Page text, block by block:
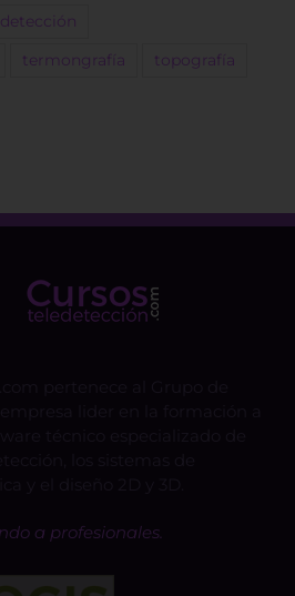
termongrafía topografía
a profesionales.